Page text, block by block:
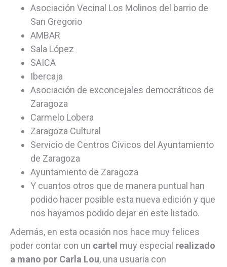
Asociación Vecinal Los Molinos del barrio de
San Gregorio
AMBAR
Sala López
SAICA
Ibercaja
Asociación de exconcejales democráticos de
Zaragoza
Carmelo Lobera
Zaragoza Cultural
Servicio de Centros Cívicos del Ayuntamiento
de Zaragoza
Ayuntamiento de Zaragoza
Y cuantos otros que de manera puntual han
podido hacer posible esta nueva edición y que
nos hayamos podido dejar en este listado.
Además, en esta ocasión nos hace muy felices
poder contar con un cartel muy especial realizado
a mano por Carla Lou, una usuaria con